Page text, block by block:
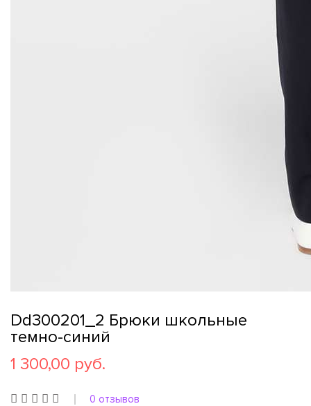
Dd300201_2 Брюки школьные
темно-синий
1 300,00 руб.
0 отзывов